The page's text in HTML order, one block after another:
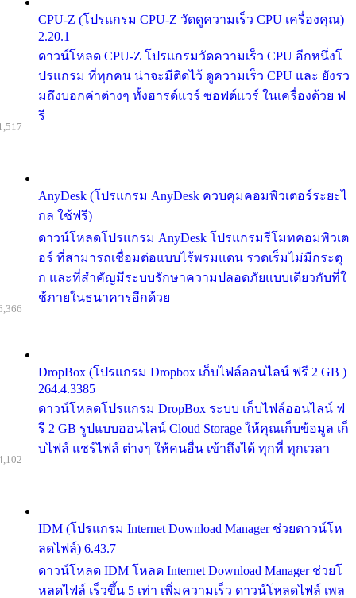
CPU-Z (โปรแกรม CPU-Z วัดดูความเร็ว CPU เครื่องคุณ)
2.20.1
ดาวน์โหลด CPU-Z โปรแกรมวัดความเร็ว CPU อีกหนึ่งโ
ปรแกรม ที่ทุกคน น่าจะมีติดไว้ ดูความเร็ว CPU และ ยังรว
มถึงบอกค่าต่างๆ ทั้งฮารด์แวร์ ซอฟต์แวร์ ในเครื่องด้วย ฟ
รี
AnyDesk (โปรแกรม AnyDesk ควบคุมคอมพิวเตอร์ระยะไ
กล ใช้ฟรี)
ดาวน์โหลดโปรแกรม AnyDesk โปรแกรมรีโมทคอมพิวเต
อร์ ที่สามารถเชื่อมต่อแบบไร้พรมแดน รวดเร็มไม่มีกระตุ
ก และที่สำคัญมีระบบรักษาความปลอดภัยแบบเดียวกับที่ใ
ช้ภายในธนาคารอีกด้วย
DropBox (โปรแกรม Dropbox เก็บไฟล์ออนไลน์ ฟรี 2 GB )
264.4.3385
ดาวน์โหลดโปรแกรม DropBox ระบบ เก็บไฟล์ออนไลน์ ฟ
รี 2 GB รูปแบบออนไลน์ Cloud Storage ให้คุณเก็บข้อมูล เก็
บไฟล์ แชร์ไฟล์ ต่างๆ ให้คนอื่น เข้าถึงได้ ทุกที่ ทุกเวลา
IDM (โปรแกรม Internet Download Manager ช่วยดาวน์โห
ลดไฟล์) 6.43.7
ดาวน์โหลด IDM โหลด Internet Download Manager ช่วยโ
หลดไฟล์ เร็วขึ้น 5 เท่า เพิ่มความเร็ว ดาวน์โหลดไฟล์ เพล